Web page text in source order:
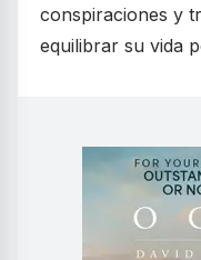
conspiraciones y
equilibrar su vida